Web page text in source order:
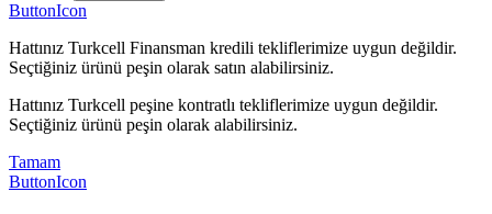
ButtonIcon
Hattınız Turkcell Finansman kredili tekliflerimize uygun değildir.
Seçtiğiniz ürünü peşin olarak satın alabilirsiniz.
Hattınız Turkcell peşine kontratlı tekliflerimize uygun değildir.
Seçtiğiniz ürünü peşin olarak alabilirsiniz.
Tamam
ButtonIcon